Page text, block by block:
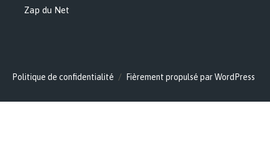
Zap du Net
Politique de confidentialité Fièrement propulsé par WordPress